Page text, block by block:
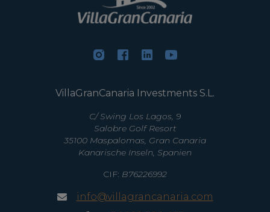
VillaGranCanaria Investments S.L.
C/ Swing Los Lagos, 9
Salobre Golf Resort
35100 Maspalomas, Gran Canaria
Kanarische Inseln, Spanien
CIF: B76226992
info@villagrancanaria.com